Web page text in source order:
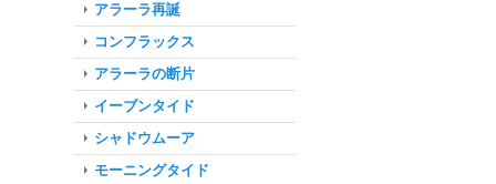
アラーラ再誕
コンフラックス
アラーラの断片
イーブンタイド
シャドウムーア
モーニングタイド